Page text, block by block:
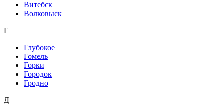
Витебск
Волковыск
Г
Глубокое
Гомель
Горки
Городок
Гродно
Д